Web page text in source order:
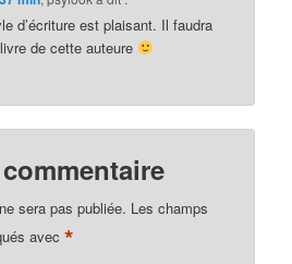
d’écriture est plaisant. Il faudra
de cette auteure
sera pas publiée. Les champs
avec*